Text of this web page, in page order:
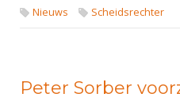
Nieuws Scheidsrechter
Peter Sorber